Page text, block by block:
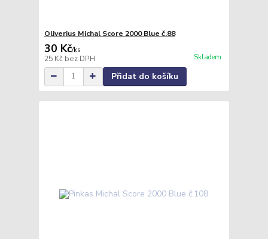
Oliverius Michal Score 2000 Blue č.88
30 Kč/ks
25 Kč bez DPH Skladem
Přidat do košíku